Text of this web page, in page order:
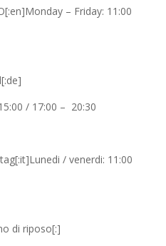
– Friday: 11:00
/ 17:00 – 20:30
/ venerdi: 11:00
di riposo[:]